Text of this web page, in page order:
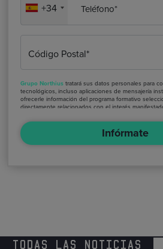
+34 Teléfono*
Código Postal*
Grupo Northius tratará sus datos personales para
tecnológicos, incluso aplicaciones de mensajería
ofrecerle información del programa formativo
directamente relacionados con el interés
las empresas que conforman elGrupo Northius,
estas puedan hacerle llegar la mejor oferta de
de acuerdo a su petición. Quedan reconocidos los
rectificación, supresión, oposición, limitación, tal y
Infórmate
TODAS LAS NOTICIAS